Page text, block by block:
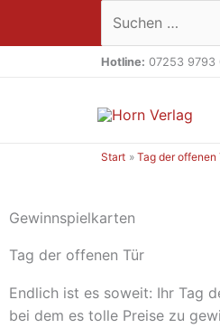
Suchen …
Hotline: 07253 9793
Start Tag der offenen
Gewinnspielkarten
Tag der offenen Tür
Endlich ist es soweit: Ihr Tag
bei dem es tolle Preise zu